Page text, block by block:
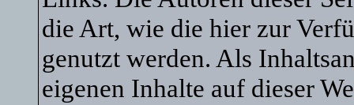
die Art, wie die hier zur
genutzt werden. Als
eigenen Inhalte auf dieser